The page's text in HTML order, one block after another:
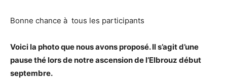
Bonne chance à tous les participants
Voici la photo que nous avons proposé. Il s’agit d’une
pause thé lors de notre ascension de l’Elbrouz début
septembre.